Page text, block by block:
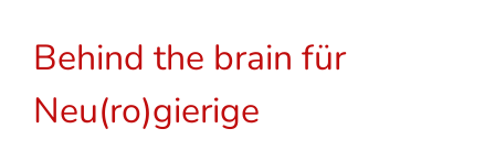
Behind the brain für
Neu(ro)gierige